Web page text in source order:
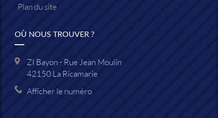
Plan du site
OÙ NOUS TROUVER ?
ZI Bayon - Rue Jean Moulin
42150La Ricamarie
Afficher le numéro